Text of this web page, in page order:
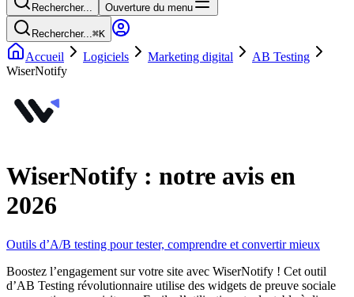
Rechercher... Ouverture du menu
Rechercher...⌘K
Accueil Logiciels Marketing digital
AB Testing
WiserNotify
WiserNotify : notre avis en
2026
Outils d’A/B testing pour tester, comprendre et convertir mieux
Boostez l’engagement sur votre site avec WiserNotify ! Cet outil
d’AB Testing révolutionnaire utilise des widgets de preuve sociale